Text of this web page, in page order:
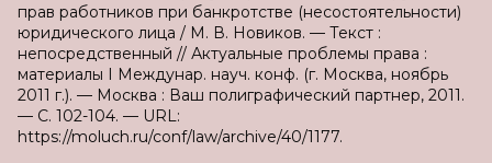
прав работников при банкротстве (несостоятельности)
юридического лица / М. В. Новиков. — Текст :
непосредственный // Актуальные проблемы права :
материалы I Междунар. науч. конф. (г. Москва, ноябрь
2011 г.). — Москва : Ваш полиграфический партнер, 2011.
— С. 102-104. — URL:
https://moluch.ru/conf/law/archive/40/1177.